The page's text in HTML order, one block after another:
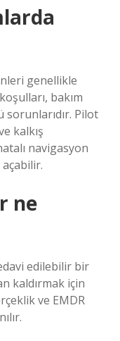
genellikle
bakım
Pilot
kalkış
navigasyon
ne
edilebilir bir
kaldırmak için
ve EMDR